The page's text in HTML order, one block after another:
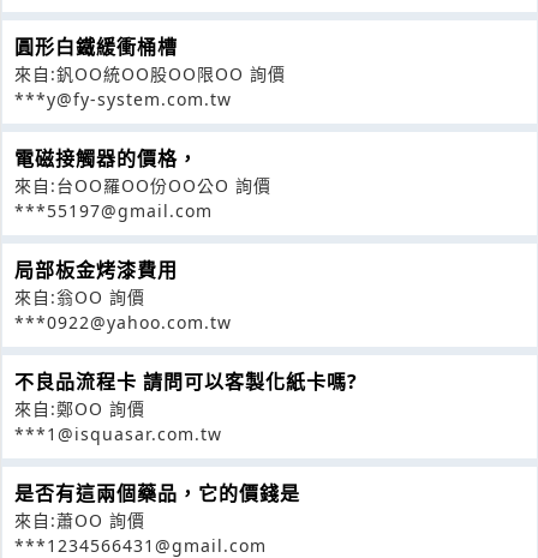
圓形白鐵緩衝桶槽
來自:釩OO統OO股OO限OO 詢價
***y@fy-system.com.tw
電磁接觸器的價格，
來自:台OO羅OO份OO公O 詢價
***55197@gmail.com
局部板金烤漆費用
來自:翁OO 詢價
***0922@yahoo.com.tw
不良品流程卡 請問可以客製化紙卡嗎?
來自:鄭OO 詢價
***1@isquasar.com.tw
是否有這兩個藥品，它的價錢是
來自:蕭OO 詢價
***1234566431@gmail.com